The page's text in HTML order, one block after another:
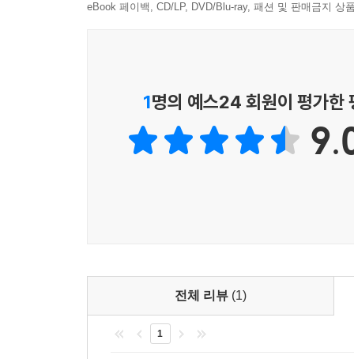
eBook 페이백, CD/LP, DVD/Blu-ray, 패션 및 판매금지 상
1명의 예스24 회원이 평가한
전체 리뷰 (1)
1